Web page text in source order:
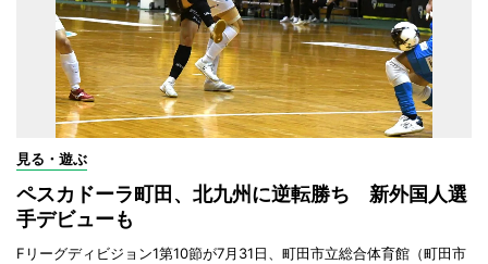
見る・遊ぶ
ペスカドーラ町田、北九州に逆転勝ち 新外国人選
手デビューも
Fリーグディビジョン1第10節が7月31日、町田市立総合体育館（町田市